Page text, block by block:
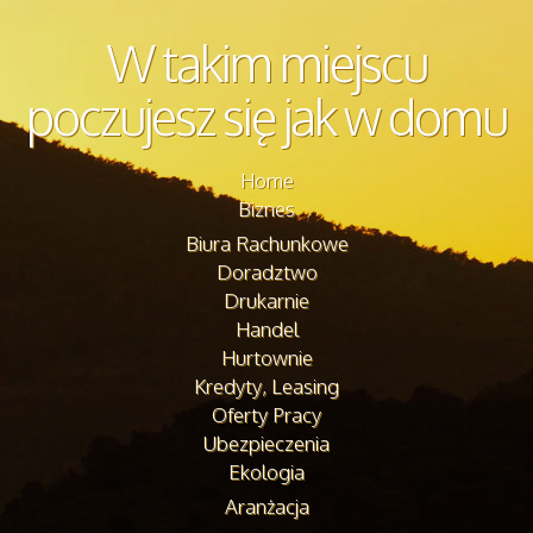
W takim miejscu
poczujesz się jak w domu
Home
Biznes
Biura Rachunkowe
Doradztwo
Drukarnie
Handel
Hurtownie
Kredyty, Leasing
Oferty Pracy
Ubezpieczenia
Ekologia
Aranżacja